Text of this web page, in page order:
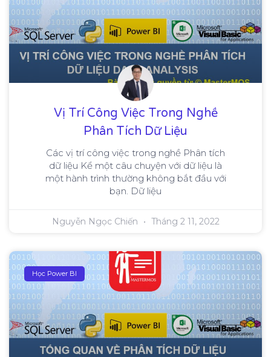
Vị Trí Công Việc Trong Nghề
Phân Tích Dữ Liệu
Các vị trí công việc trong nghề Phân tích
dữ liệu Kể một câu chuyện với dữ liệu là
một hành trình thường không bắt đầu với
bạn. Dữ liệu
Nguyễn Ngọc Chiến Tháng 2 11, 2022
Học Power BI